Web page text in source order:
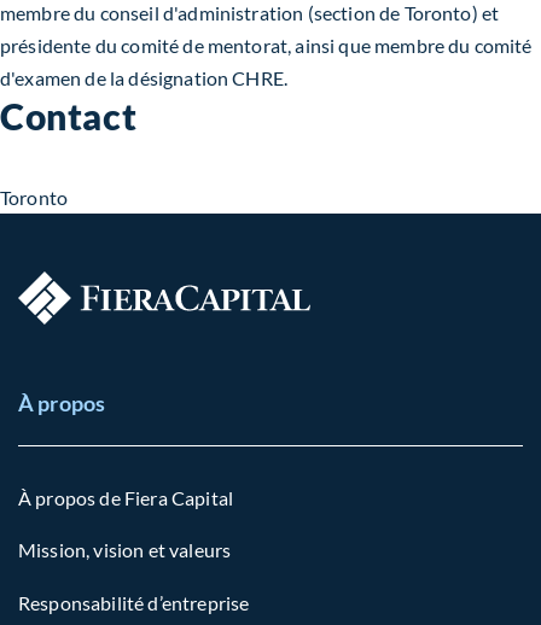
membre du conseil d'administration (section de Toronto) et
présidente du comité de mentorat, ainsi que membre du comité
d'examen de la désignation CHRE.
Contact
Toronto
À propos
À propos de Fiera Capital
Mission, vision et valeurs
Responsabilité d’entreprise